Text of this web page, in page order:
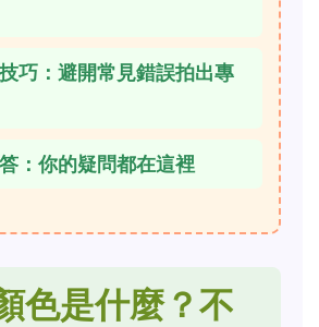
巧：避開常見錯誤拍出專
：你的疑問都在這裡
色是什麼？不